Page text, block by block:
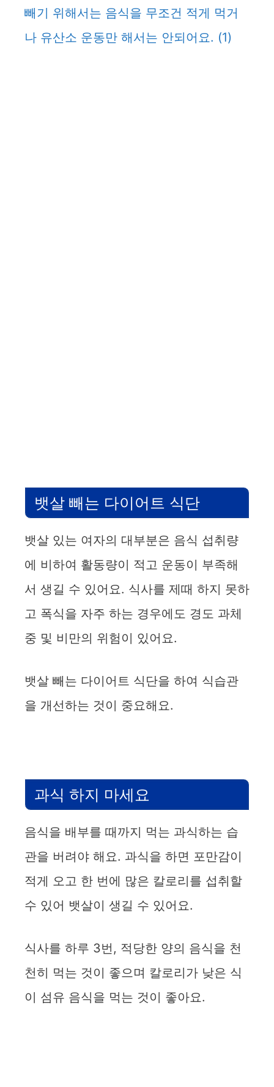
빼기 위해서는 음식을 무조건 적게 먹거
나 유산소 운동만 해서는 안되어요. (1)
뱃살 빼는 다이어트 식단
뱃살 있는 여자의 대부분은 음식 섭취량
에 비하여 활동량이 적고 운동이 부족해
서 생길 수 있어요. 식사를 제때 하지 못하
고 폭식을 자주 하는 경우에도 경도 과체
중 및 비만의 위험이 있어요.
뱃살 빼는 다이어트 식단을 하여 식습관
을 개선하는 것이 중요해요.
과식 하지 마세요
음식을 배부를 때까지 먹는 과식하는 습
관을 버려야 해요. 과식을 하면 포만감이
적게 오고 한 번에 많은 칼로리를 섭취할
수 있어 뱃살이 생길 수 있어요.
식사를 하루 3번, 적당한 양의 음식을 천
천히 먹는 것이 좋으며 칼로리가 낮은 식
이 섬유 음식을 먹는 것이 좋아요.